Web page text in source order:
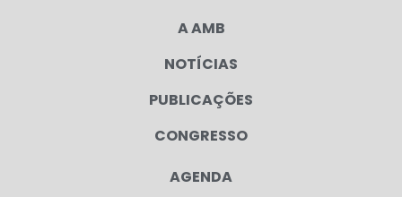
A AMB
NOTÍCIAS
PUBLICAÇÕES
CONGRESSO
AGENDA